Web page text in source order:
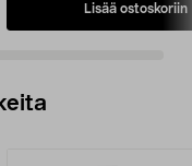
Lisää ostoskoriin